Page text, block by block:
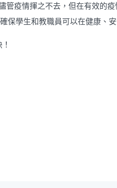
疫情揮之不去，但在有效的
學生和教職員可以在健康、